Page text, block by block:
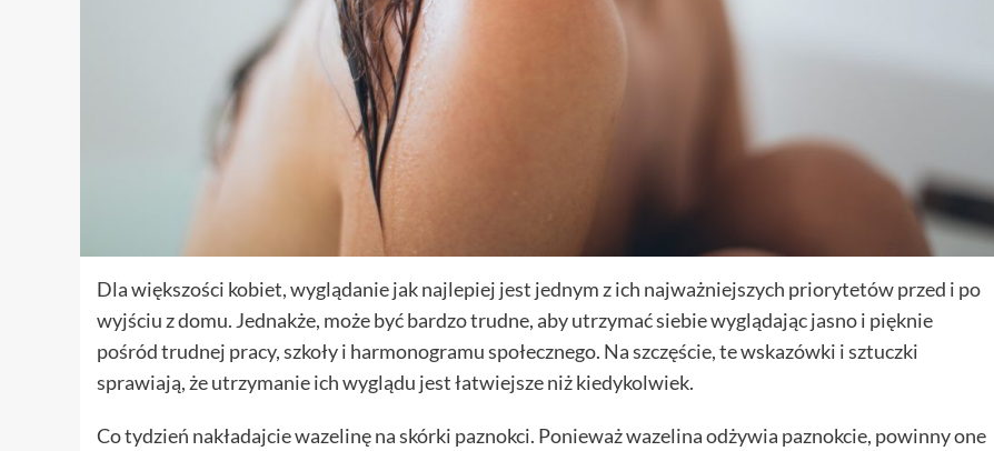
Dla większości kobiet, wyglądanie jak najlepiej jest jednym z ich najważniejszych priorytetów przed i po
wyjściu z domu. Jednakże, może być bardzo trudne, aby utrzymać siebie wyglądając jasno i pięknie
pośród trudnej pracy, szkoły i harmonogramu społecznego. Na szczęście, te wskazówki i sztuczki
sprawiają, że utrzymanie ich wyglądu jest łatwiejsze niż kiedykolwiek.
Co tydzień nakładajcie wazelinę na skórki paznokci. Ponieważ wazelina odżywia paznokcie, powinny one